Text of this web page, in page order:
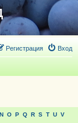
Вход
Регистрация
N O P Q R S T U V